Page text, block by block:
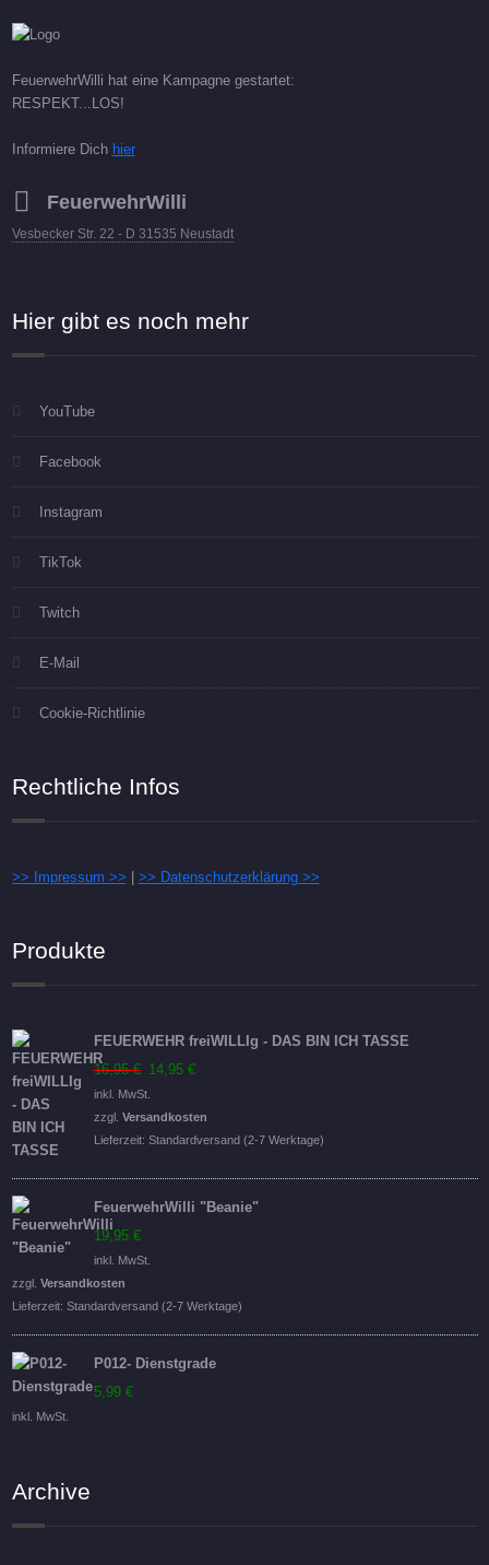
FeuerwehrWilli hat eine Kampagne gestartet:
RESPEKT...LOS!
Informiere Dich hier
FeuerwehrWilli
Vesbecker Str. 22 - D 31535 Neustadt
Hier gibt es noch mehr
YouTube
Facebook
Instagram
TikTok
Twitch
E-Mail
Cookie-Richtlinie
Rechtliche Infos
>> Impressum >> >> Datenschutzerklärung >>
Produkte
FEUERWEHR freiWILLIg - DAS BIN ICH TASSE
16,95€ Ursprünglicher
Preis
war:
16,95 €
14,95 €
ist:
14,95 €.
inkl. MwSt.
zzgl. Versandkosten
Lieferzeit: Standardversand (2-7 Werktage)
FeuerwehrWilli "Beanie"
19,95 €
inkl. MwSt.
zzgl. Versandkosten
Lieferzeit: Standardversand (2-7 Werktage)
P012- Dienstgrade
5,99 €
inkl. MwSt.
Archive